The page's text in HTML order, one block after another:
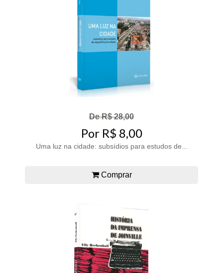
De R$ 28,00
Por R$ 8,00
Uma luz na cidade: subsídios para estudos de...
Comprar